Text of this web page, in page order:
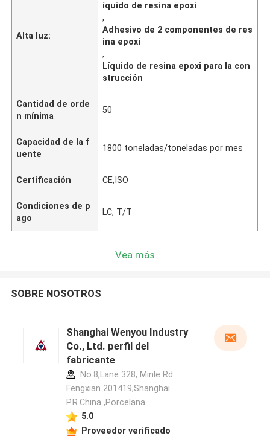
Alta luz:
íquido de resina epoxi
,
Adhesivo de 2 componentes de res
ina epoxi
,
Líquido de resina epoxi para la con
strucción
Cantidad de orde
n mínima
50
Capacidad de la f
uente
1800 toneladas/toneladas por mes
Certificación CE,ISO
Condiciones de p
ago
LC, T/T
Vea más
SOBRE NOSOTROS
Shanghai Wenyou Industry
Co., Ltd. perfil del
fabricante
No.8,Lane 328, Minle Rd.
Fengxian 201419,Shanghai
P.R.China ,Porcelana
5.0
Proveedor verificado